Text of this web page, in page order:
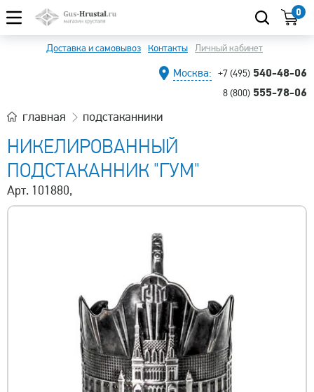
0
Доставка и самовывоз Контакты Личный кабинет
Москва: +7 (495) 540-48-06
8 (800) 555-78-06
главная подстаканники
НИКЕЛИРОВАННЫЙ
ПОДСТАКАННИК "ГУМ"
Арт. 101880,